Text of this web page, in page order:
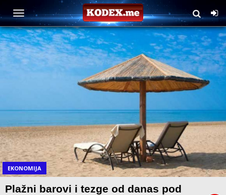
EKONOMIJA
Plažni barovi i tezge od danas pod